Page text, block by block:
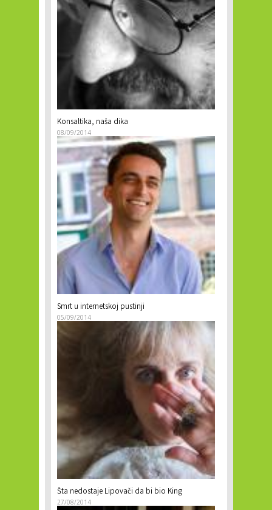
Konsaltika, naša dika
08/09/2014
Smrt u internetskoj pustinji
05/09/2014
Šta nedostaje Lipovači da bi bio King
27/08/2014